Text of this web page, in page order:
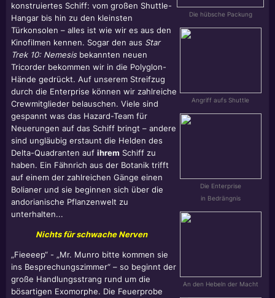
Die hübsche Packung
Angriff aufs Shuttle
Die Enterprise
in Bedrängnis
An den Hebeln der Macht
konstruiertes Schiff: vom großen Shuttle-
Hangar bis hin zu den kleinsten
Türkonsolen – alles ist wie wir es aus den
Kinofilmen kennen. Sogar den aus Star
Trek 10: Nemesisbekannten neuen
Tricorder bekommen wir in die Polyglon-
Hände gedrückt. Auf unserem Streifzug
durch die Enterprise können wir zahlreiche
Crewmitglieder belauschen. Viele sind
gespannt was das Hazard-Team für
Neuerungen auf das Schiff bringt – andere
sind ungläubig erstaunt die Helden des
Delta-Quadranten auf ihrem Schiff zu
haben. Ein Fähnrich aus der Botanik trifft
auf einem der zahlreichen Gänge einen
Bolianer und sie beginnen sich über die
andorianische Pflanzenwelt zu
unterhalten...
Nichts für schwache Nerven
„Fieeeep“ - „Mr. Munro bitte kommen sie
ins Besprechungszimmer“ – so beginnt der
große Handlungsstrang rund um die
bösartigen Exomorphe. Die Feuerprobe